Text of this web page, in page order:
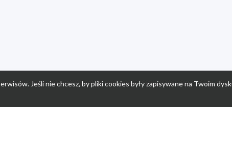
Jeśli nie chcesz, by pliki cookies były zapisywane na Twoim